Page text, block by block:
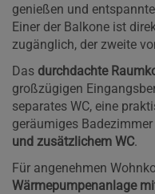
genießen und
Einer der Balkone ist
zugänglich, der zweite
Das durchdachte
großzügigen
separates WC, eine
geräumiges
und zusätzlichem WC.
Für angenehmen
Wärmepumpenanlage